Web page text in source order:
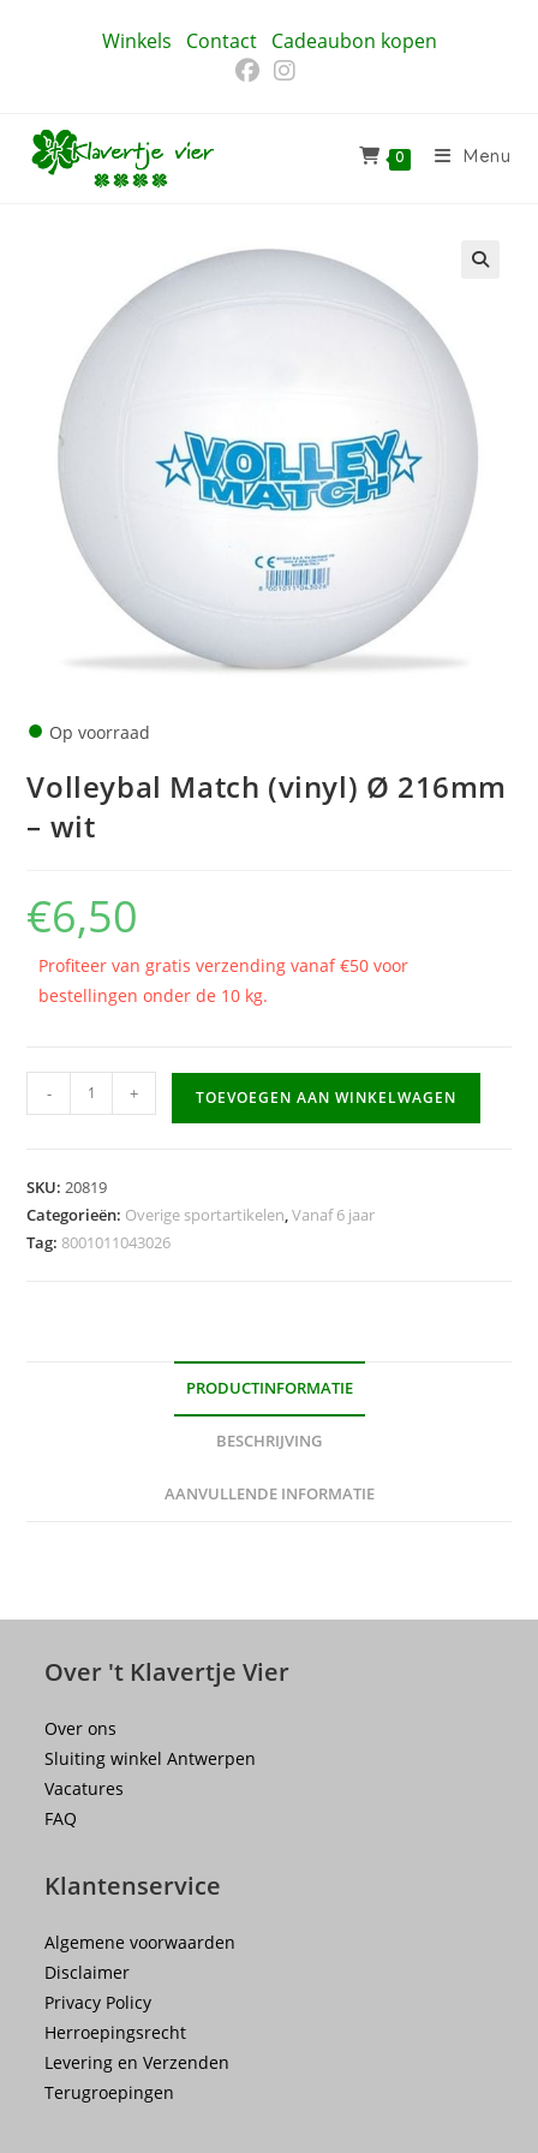
Winkels Contact Cadeaubon kopen
0 Menu
● Op voorraad
Volleybal Match (vinyl) Ø 216mm
– wit
€6,50
Profiteer van gratis verzending vanaf €50 voor
bestellingen onder de 10 kg.
Volleybal
Match
216mm
-
- + TOEVOEGEN AAN WINKELWAGEN
SKU:20819
Categorieën: Overige sportartikelen,Vanaf 6 jaar
Tag:8001011043026
PRODUCTINFORMATIE
BESCHRIJVING
AANVULLENDE INFORMATIE
Over 't Klavertje Vier
Over ons
Sluiting winkel Antwerpen
Vacatures
FAQ
Klantenservice
Algemene voorwaarden
Disclaimer
Privacy Policy
Herroepingsrecht
Levering en Verzenden
Terugroepingen